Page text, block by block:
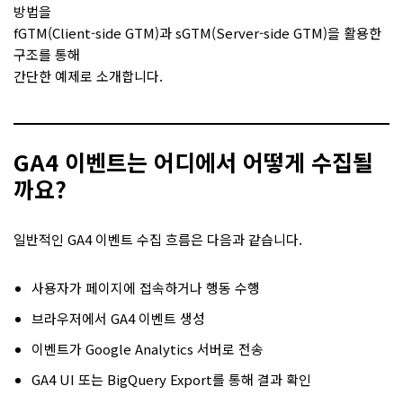
방법을
fGTM(Client-side GTM)과 sGTM(Server-side GTM)을 활용한
구조를 통해
간단한 예제로 소개합니다.
GA4 이벤트는 어디에서 어떻게 수집될
까요?
일반적인 GA4 이벤트 수집 흐름은 다음과 같습니다.
사용자가 페이지에 접속하거나 행동 수행
브라우저에서 GA4 이벤트 생성
이벤트가 Google Analytics 서버로 전송
GA4 UI 또는 BigQuery Export를 통해 결과 확인